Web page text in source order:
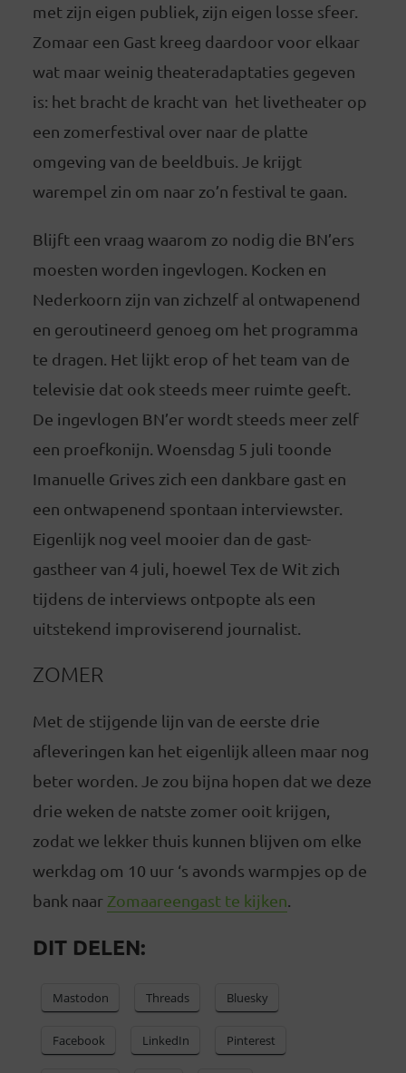
met zijn eigen publiek, zijn eigen losse sfeer.
Zomaar een Gast kreeg daardoor voor elkaar
wat maar weinig theateradaptaties gegeven
is: het bracht de kracht van het livetheater op
een zomerfestival over naar de platte
omgeving van de beeldbuis. Je krijgt
warempel zin om naar zo’n festival te gaan.
Blijft een vraag waarom zo nodig die BN’ers
moesten worden ingevlogen. Kocken en
Nederkoorn zijn van zichzelf al ontwapenend
en geroutineerd genoeg om het programma
te dragen. Het lijkt erop of het team van de
televisie dat ook steeds meer ruimte geeft.
De ingevlogen BN’er wordt steeds meer zelf
een proefkonijn. Woensdag 5 juli toonde
Imanuelle Grives zich een dankbare gast en
een ontwapenend spontaan interviewster.
Eigenlijk nog veel mooier dan de gast-
gastheer van 4 juli, hoewel Tex de Wit zich
tijdens de interviews ontpopte als een
uitstekend improviserend journalist.
ZOMER
Met de stijgende lijn van de eerste drie
afleveringen kan het eigenlijk alleen maar nog
beter worden. Je zou bijna hopen dat we deze
drie weken de natste zomer ooit krijgen,
zodat we lekker thuis kunnen blijven om elke
werkdag om 10 uur ‘s avonds warmpjes op de
bank naar Zomaareengast te kijken
DIT DELEN:
Mastodon Threads Bluesky
Facebook LinkedIn Pinterest